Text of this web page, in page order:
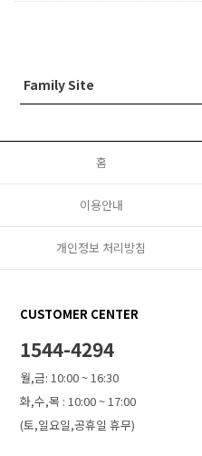
홈
이용안내
개인정보 처리방침
CUSTOMER CENTER
1544-4294
월,금: 10:00 ~ 16:30
화,수,목 : 10:00 ~ 17:00
(토,일요일,공휴일 휴무)